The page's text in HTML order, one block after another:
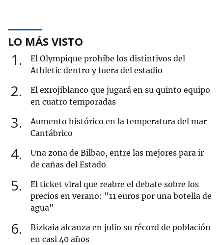
LO MÁS VISTO
1
El Olympique prohíbe los distintivos del
Athletic dentro y fuera del estadio
2
El exrojiblanco que jugará en su quinto equipo
en cuatro temporadas
3
Aumento histórico en la temperatura del mar
Cantábrico
4
Una zona de Bilbao, entre las mejores para ir
de cañas del Estado
5
El ticket viral que reabre el debate sobre los
precios en verano: "11 euros por una botella de
agua"
6
Bizkaia alcanza en julio su récord de población
en casi 40 años